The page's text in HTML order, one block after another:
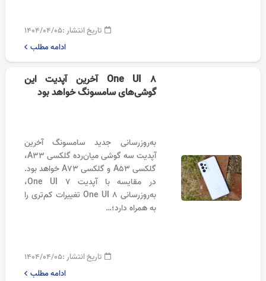
تاریخ انتشار :۱۴۰۴/۰۴/۰۵
ادامه مطلب
One UI 8 آخرین آپدیت این
گوشی‌های سامسونگ خواهد بود
به‌روزرسانی جدید سامسونگ آخرین
آپدیت سه گوشی میان‌رده گلکسی A33،
گلکسی A53 و گلکسی A73 خواهد بود.
در مقایسه با آپدیت One UI 7،
به‌روزرسانی One UI 8 تغییرات کم‌تری را
به همراه دارد؛…
تاریخ انتشار :۱۴۰۴/۰۴/۰۵
ادامه مطلب